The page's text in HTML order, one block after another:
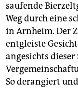
saufende
Weg durch eine
in Arnheim. Der
entgleiste
angesichts
So derangiert